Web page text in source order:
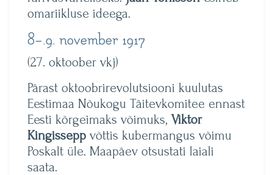
omariikluse ideega.
8–.9. november 1917
(27. oktoober vkj)
Pärast oktoobrirevolutsiooni kuulutas
Eestimaa Nõukogu Täitevkomitee ennast
Eesti kõrgeimaks võimuks, Viktor
Kingissepp võttis kubermangus võimu
Poskalt üle. Maapäev otsustati laiali
saata.